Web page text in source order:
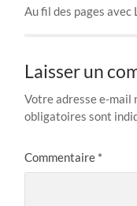
Au fil des pages
Laisser un
Votre adresse e-mail
obligatoires sont
Commentaire *